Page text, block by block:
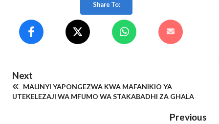
Share To:
Next
MALINYI YAPONGEZWA KWA MAFANIKIO YA
UTEKELEZAJI WA MFUMO WA STAKABADHI ZA GHALA
Previous